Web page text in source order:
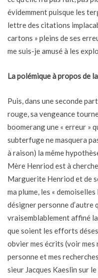
évidemment puisque les
lettre des citations
cartons » pleins de ses
me suis-je amusé à les
La polémique à propos de
Puis, dans une seconde
rouge, sa vengeance
boomerang une « erreur »
subterfuge ne masquera
à raison) la même
Mère Henriod est à
Marguerite Henriod et de
ma plume, les «
désigner personne d’autre
vraisemblablement affiné
que soient les efforts
obvier mes écrits (voir
personne et mes
sieur Jacques Kaeslin sur